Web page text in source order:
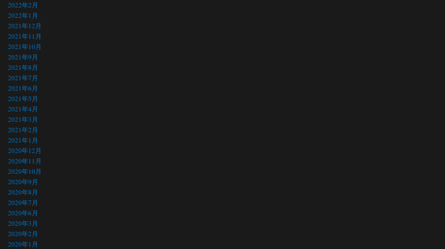
2022年2月
2022年1月
2021年12月
2021年11月
2021年10月
2021年9月
2021年8月
2021年7月
2021年6月
2021年5月
2021年4月
2021年3月
2021年2月
2021年1月
2020年12月
2020年11月
2020年10月
2020年9月
2020年8月
2020年7月
2020年6月
2020年3月
2020年2月
2020年1月